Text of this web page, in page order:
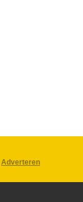
Adverteren